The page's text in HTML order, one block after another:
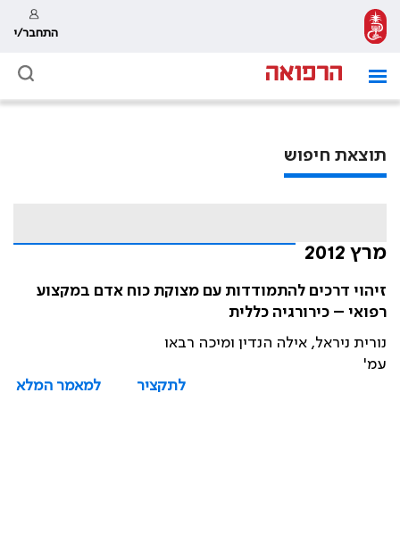
התחבר/י
תוצאת חיפוש
מרץ 2012
זיהוי דרכים להתמודדות עם מצוקת כוח אדם במקצוע
רפואי – כירורגיה כללית
נורית ניראל, אילה הנדין ומיכה רבאו
עמ'
לתקציר
למאמר המלא